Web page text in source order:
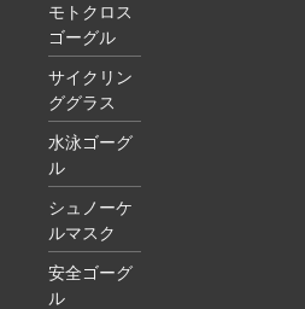
モトクロス
ゴーグル
サイクリン
ググラス
水泳ゴーグ
ル
シュノーケ
ルマスク
安全ゴーグ
ル